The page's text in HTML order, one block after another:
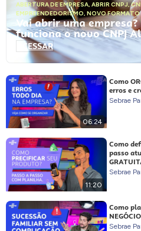
ABERTURA DE EMPRESA, ABRIR CNPJ,
EMPREENDEDORISMO, NOVO FORMATO
Vai abrir uma
funciona o novo CNPJ
ACESSAR
06:24
Como
erros e
Sebrae
11:20
Como
passo
Sebrae
Como
Sebrae